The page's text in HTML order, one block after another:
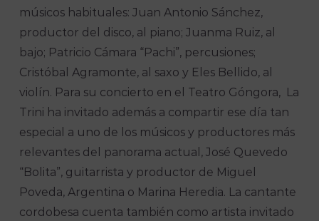
músicos habituales: Juan Antonio Sánchez,
productor del disco, al piano; Juanma Ruiz, al
bajo; Patricio Cámara “Pachi”, percusiones;
Cristóbal Agramonte, al saxo y Eles Bellido, al
violín. Para su concierto en el Teatro Góngora, La
Trini ha invitado además a compartir ese día tan
especial a uno de los músicos y productores más
relevantes del panorama actual, José Quevedo
“Bolita”, guitarrista y productor de Miguel
Poveda, Argentina o Marina Heredia. La cantante
cordobesa cuenta también como artista invitado